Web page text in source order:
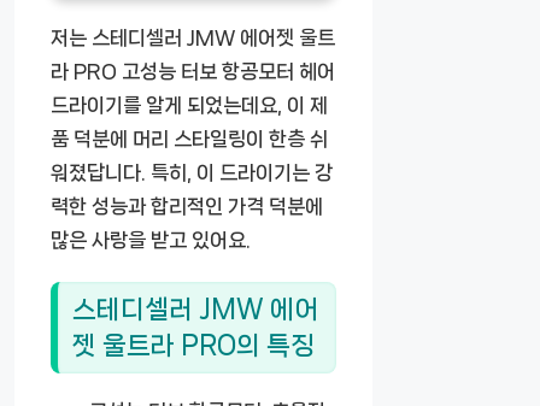
저는 스테디셀러 JMW 에어젯 울트
라 PRO 고성능 터보 항공모터 헤어
드라이기를 알게 되었는데요, 이 제
품 덕분에 머리 스타일링이 한층 쉬
워졌답니다. 특히, 이 드라이기는 강
력한 성능과 합리적인 가격 덕분에
많은 사랑을 받고 있어요.
스테디셀러 JMW 에어
젯 울트라 PRO의 특징